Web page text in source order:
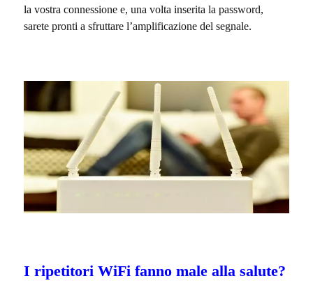
la vostra connessione e, una volta inserita la password,
sarete pronti a sfruttare l’amplificazione del segnale.
I ripetitori WiFi fanno male alla salute?